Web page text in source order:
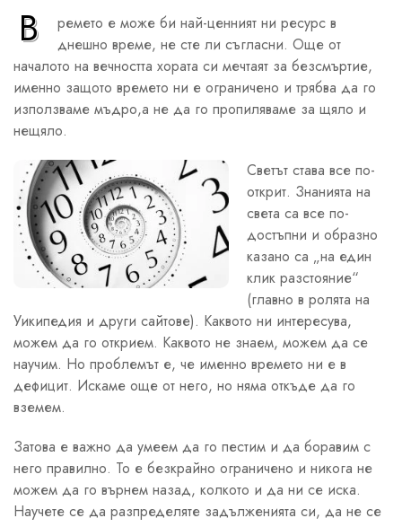
В
ремето е може би най-ценният ни ресурс в
днешно време, не сте ли съгласни. Още от
началото на вечността хората си мечтаят за безсмъртие,
именно защото времето ни е ограничено и трябва да го
използваме мъдро,а не да го пропиляваме за щяло и
нещяло.
Светът става все по-
открит. Знанията на
света са все по-
достъпни и образно
казано са „на един
клик разстояние“
(главно в ролята на
Уикипедия и други сайтове). Каквото ни интересува,
можем да го открием. Каквото не знаем, можем да се
научим. Но проблемът е, че именно времето ни е в
дефицит. Искаме още от него, но няма откъде да го
вземем.
Затова е важно да умеем да го пестим и да боравим с
него правилно. То е безкрайно ограничено и никога не
можем да го върнем назад, колкото и да ни се иска.
Научете се да разпределяте задълженията си, да не се